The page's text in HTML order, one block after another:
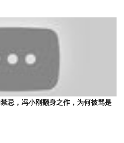
忌，冯小刚翻身之作，为何被骂是